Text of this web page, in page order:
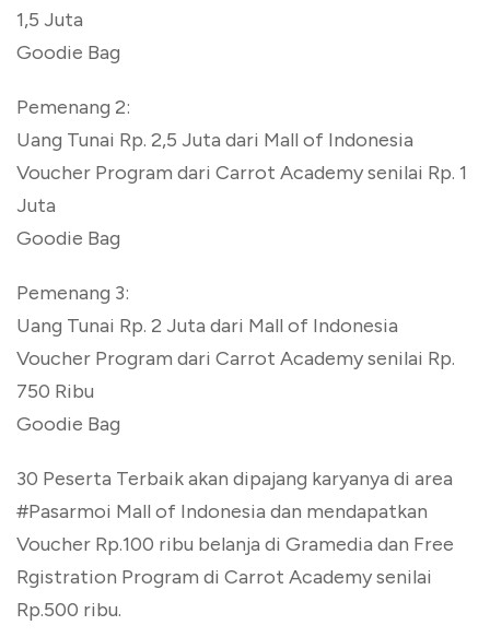
1,5 Juta
Goodie Bag
Pemenang 2:
Uang Tunai Rp. 2,5 Juta dari Mall of Indonesia
Voucher Program dari Carrot Academy senilai Rp. 1
Juta
Goodie Bag
Pemenang 3:
Uang Tunai Rp. 2 Juta dari Mall of Indonesia
Voucher Program dari Carrot Academy senilai Rp.
750 Ribu
Goodie Bag
30 Peserta Terbaik akan dipajang karyanya di area
#Pasarmoi Mall of Indonesia dan mendapatkan
Voucher Rp.100 ribu belanja di Gramedia dan Free
Rgistration Program di Carrot Academy senilai
Rp.500 ribu.